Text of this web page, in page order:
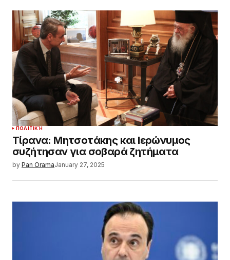
ΠΟΛΙΤΙΚΉ
Τίρανα: Μητσοτάκης και Ιερώνυμος
συζήτησαν για σοβαρά ζητήματα
by Pan OramaJanuary 27, 2025